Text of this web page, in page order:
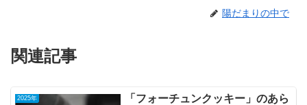
陽だまりの中で
関連記事
2025年
「フォーチュンクッキー」のあら